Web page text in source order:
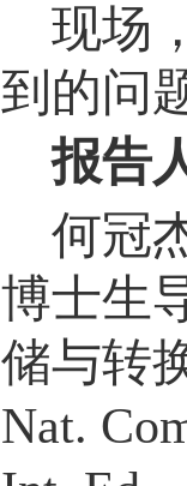
现场
到的问
报告
何冠
博士生
储与转
Nat.